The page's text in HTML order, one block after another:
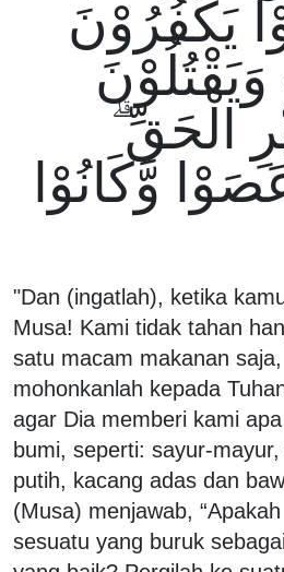
يَكْفُرُوْنَ
وَيَقْتُلُوْنَ
الْحَقِّ
وَّكَانُوْا
"Dan (ingatlah), ketika
Musa! Kami tidak tahan
satu macam makanan
mohonkanlah kepada
agar Dia memberi kami
bumi, seperti: sayur-
putih, kacang adas dan
(Musa) menjawab,
sesuatu yang buruk